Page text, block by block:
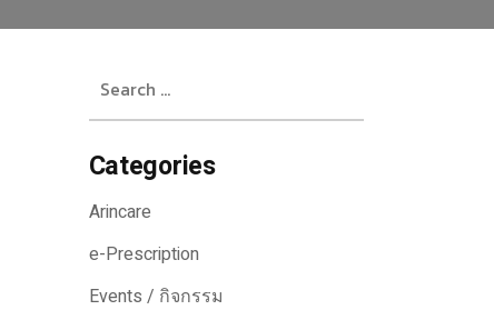
for:
Categories
Arincare
e-Prescription
Events / กิจกรรม